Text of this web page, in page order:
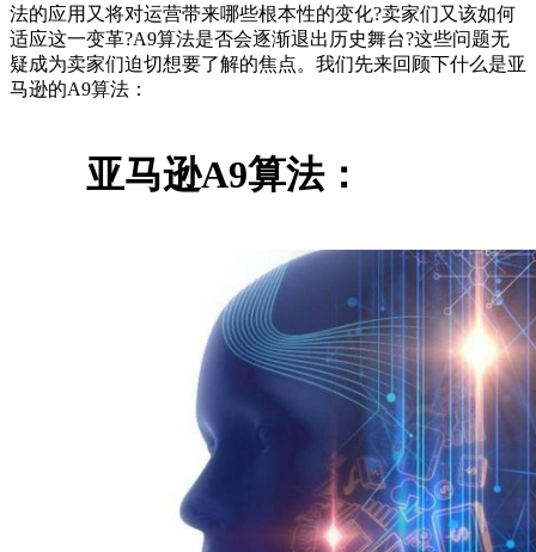
法的应用又将对运营带来哪些根本性的变化?卖家们又该如何
适应这一变革?A9算法是否会逐渐退出历史舞台?这些问题无
疑成为卖家们迫切想要了解的焦点。我们先来回顾下什么是亚
马逊的A9算法：
亚马逊A9算法：